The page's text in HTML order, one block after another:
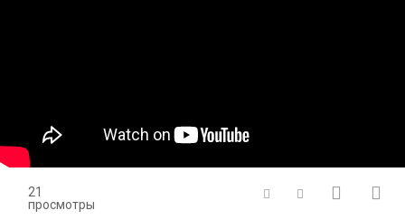
21
просмотры